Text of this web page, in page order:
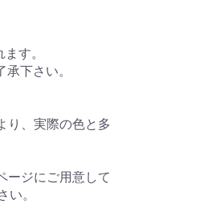
す。
下さい。
り、実際の色と多
ージにご用意して
。